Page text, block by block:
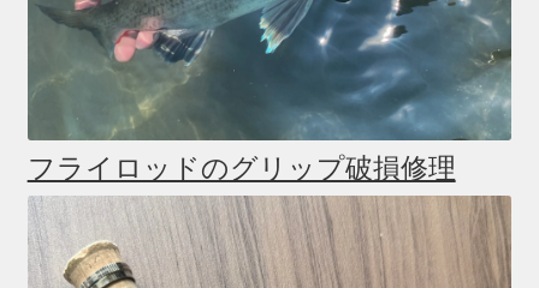
フライロッドのグリップ破損修理